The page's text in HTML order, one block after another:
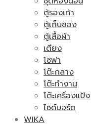
ตู้รองเท้า
ตู้เก็บของ
ตู้เสื้อผ้า
เตียง
โซฟา
โต๊ะกลาง
โต๊ะทำงาน
โต๊ะเครื่องแป้ง
ไซด์บอร์ด
WIKA